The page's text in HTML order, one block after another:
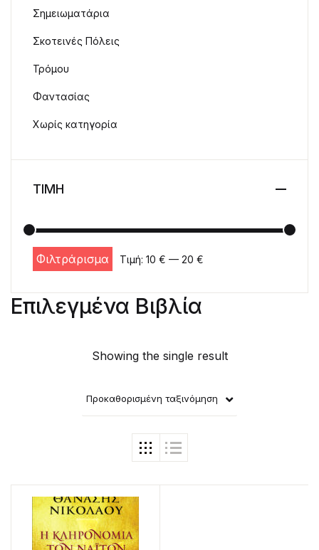
Επιλεγμένα Βιβλία
Showing the single result
Προκαθορισμένη ταξινόμηση
Σημειωματάρια
Σκοτεινές Πόλεις
Τρόμου
Φαντασίας
Χωρίς κατηγορία
ΤΙΜΗ
Ελάχιστη τιμή
Μέγιστη τιμή
Φιλτράρισμα Τιμή: 10 € — 20 €